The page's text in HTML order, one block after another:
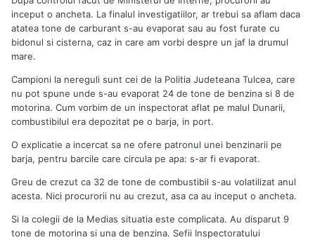
inceput o ancheta. La finalul investigatiilor, ar trebui sa aflam daca
atatea tone de carburant s-au evaporat sau au fost furate cu
bidonul si cisterna, caz in care am vorbi despre un jaf la drumul
mare.
Campioni la nereguli sunt cei de la Politia Judeteana Tulcea, care
nu pot spune unde s-au evaporat 24 de tone de benzina si 8 de
motorina. Cum vorbim de un inspectorat aflat pe malul Dunarii,
combustibilul era depozitat pe o barja, in port.
O explicatie a incercat sa ne ofere patronul unei benzinarii pe
barja, pentru barcile care circula pe apa: s-ar fi evaporat.
Greu de crezut ca 32 de tone de combustibil s-au volatilizat anul
acesta. Nici procurorii nu au crezut, asa ca au inceput o ancheta.
Si la colegii de la Medias situatia este complicata. Au disparut 9
tone de motorina si una de benzina. Sefii Inspectoratului